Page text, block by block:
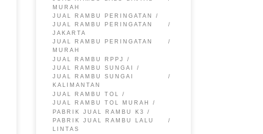
MURAH
JUAL RAMBU PERINGATAN
JUAL RAMBU PERINGATAN
JAKARTA
JUAL RAMBU PERINGATAN
MURAH
JUAL RAMBU RPPJ
JUAL RAMBU SUNGAI
JUAL RAMBU SUNGAI
KALIMANTAN
JUAL RAMBU TOL
JUAL RAMBU TOL MURAH
PABRIK JUAL RAMBU K3
PABRIK JUAL RAMBU LALU
LINTAS